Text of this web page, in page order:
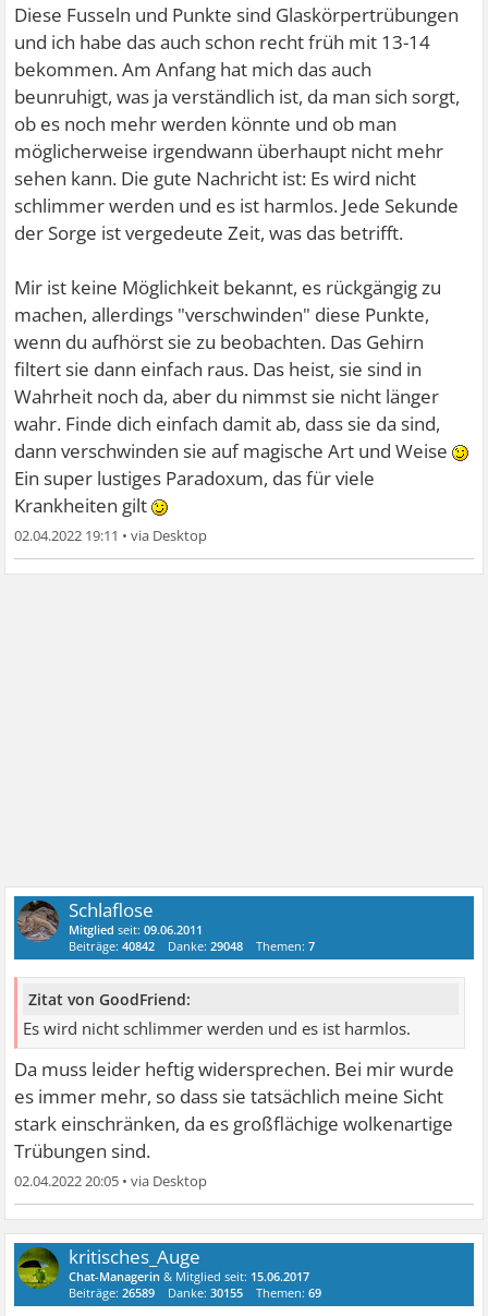
Diese Fusseln und Punkte sind Glaskörpertrübungen
und ich habe das auch schon recht früh mit 13-14
bekommen. Am Anfang hat mich das auch
beunruhigt, was ja verständlich ist, da man sich sorgt,
ob es noch mehr werden könnte und ob man
möglicherweise irgendwann überhaupt nicht mehr
sehen kann. Die gute Nachricht ist: Es wird nicht
schlimmer werden und es ist harmlos. Jede Sekunde
der Sorge ist vergedeute Zeit, was das betrifft.
Mir ist keine Möglichkeit bekannt, es rückgängig zu
machen, allerdings "verschwinden" diese Punkte,
wenn du aufhörst sie zu beobachten. Das Gehirn
filtert sie dann einfach raus. Das heist, sie sind in
Wahrheit noch da, aber du nimmst sie nicht länger
wahr. Finde dich einfach damit ab, dass sie da sind,
dann verschwinden sie auf magische Art und Weise
Ein super lustiges Paradoxum, das für viele
Krankheiten gilt
02.04.2022 19:11 •
Schlaflose
Mitglied seit:09.06.2011
Beiträge:40842 Danke:29048 Themen:7
Zitat von GoodFriend:
Es wird nicht schlimmer werden und es ist harmlos.
Da muss leider heftig widersprechen. Bei mir wurde
es immer mehr, so dass sie tatsächlich meine Sicht
stark einschränken, da es großflächige wolkenartige
Trübungen sind.
02.04.2022 20:05 •
kritisches_Auge
Chat-Managerin & Mitglied seit: 15.06.2017
Beiträge:26589 Danke:30155 Themen:69